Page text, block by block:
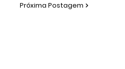
Próxima Postagem